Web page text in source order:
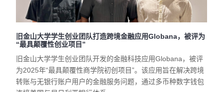
旧金山大学学生创业团队打造跨境金融应用Globana，被评为
“最具颠覆性创业项目”
旧金山大学学生创业团队开发的金融科技应用Globana，被评
为2025年“最具颠覆性商学院初创项目”。该应用旨在解决跨境
转账与无银行账户用户的金融服务问题，通过多币种数字钱包